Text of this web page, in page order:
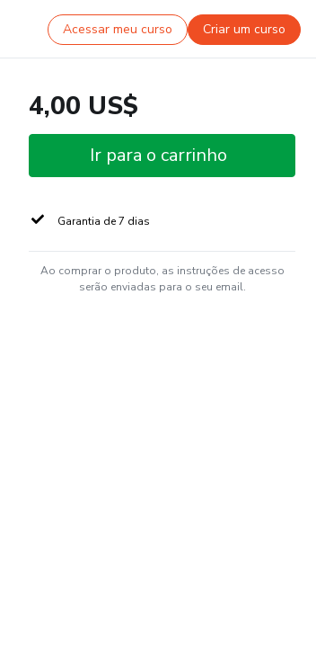
Acessar meu curso Criar um curso
4,00 US$
Ir para o carrinho
Garantia de 7 dias
Ao comprar o produto, as instruções de acesso
serão enviadas para o seu email.